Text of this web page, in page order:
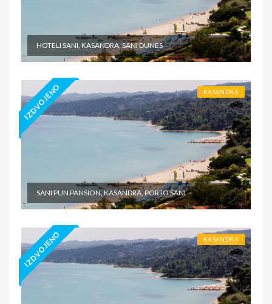
HOTELI SANI, KASANDRA, SANI DUNES
IZDVOJENO KASANDRA
SANI PUN PANSION, KASANDRA, PORTO SANI
IZDVOJENO KASANDRA